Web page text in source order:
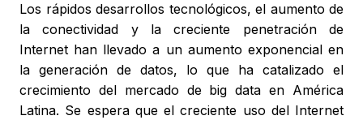
Los rápidos desarrollos tecnológicos, el aumento de
la conectividad y la creciente penetración de
Internet han llevado a un aumento exponencial en
la generación de datos, lo que ha catalizado el
crecimiento del mercado de big data en América
Latina. Se espera que el creciente uso del Internet